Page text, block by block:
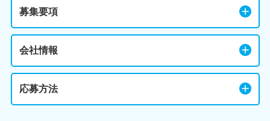
募集要項
会社情報
応募方法